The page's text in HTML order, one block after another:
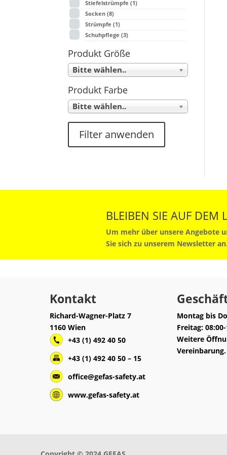
Stiefelstrümpfe (1)
Socken (8)
Strümpfe (1)
Schuhpflege (3)
Produkt Größe
Bitte wählen..
Produkt Farbe
Bitte wählen..
Filter anwenden
BLEIBEN SIE AUF DEM
Um mehr über unsere Angebote
Sie sich zu unserem Newsletter
Kontakt
Richard-Wagner-Platz 7
1160 Wien
+43 (1) 492 40 50
+43 (1) 492 40 50 – 15
office@gefas-safety.at
www.gefas-safety.at
Montag bis
Freitag:
Weitere
Vereinbarung.